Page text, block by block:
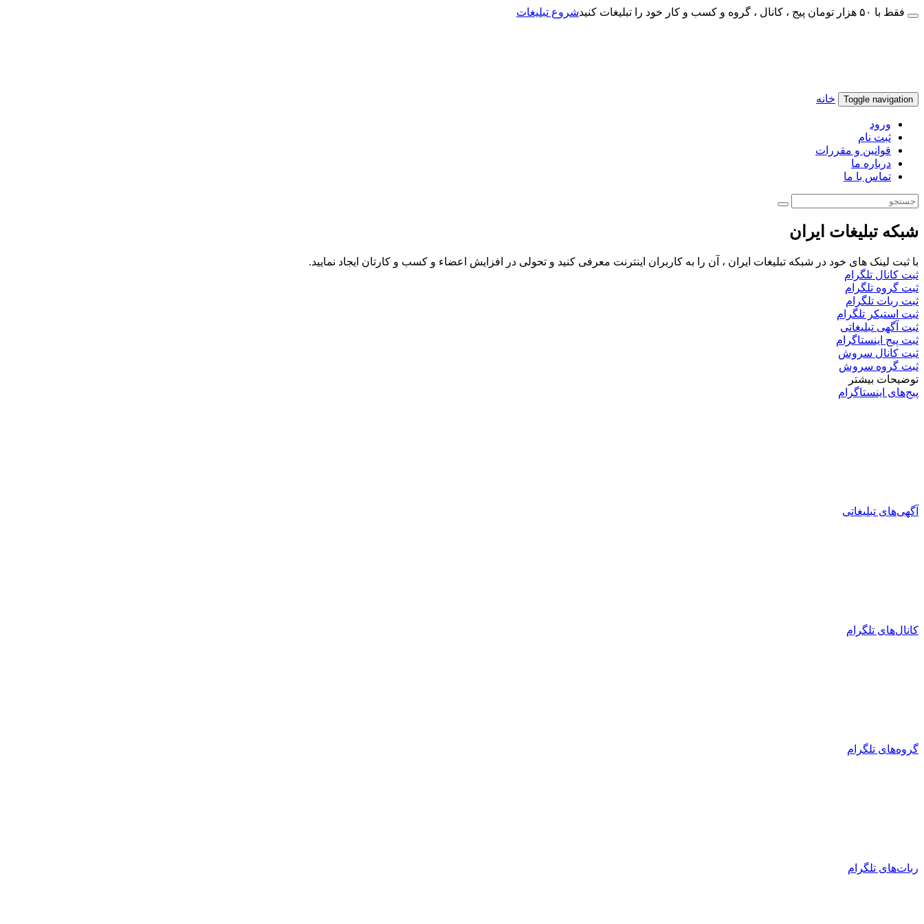
فقط با ۵۰ هزار تومان پیج ، کانال ، گروه و کسب و کار خود را تبلیغات کنید شروع تبلیغات
Toggle navigation خانه
ورود
ثبت نام
قوانین و مقررات
درباره ما
تماس با ما
شبکه تبلیغات ایران
با ثبت لینک های خود در شبکه تبلیغات ایران ، آن را به کاربران اینترنت معرفی کنید و تحولی در افزایش اعضاء و کسب و کارتان ایجاد نمایید.
ثبت کانال تلگرام
ثبت گروه تلگرام
ثبت ربات تلگرام
ثبت استیکر تلگرام
ثبت آگهی تبلیغاتی
ثبت پیج اینستاگرام
ثبت کانال سروش
ثبت گروه سروش
توضیحات بیشتر
پیج‌های اینستاگرام
آگهی‌های تبلیغاتی
کانال‌های تلگرام
گروه‌های تلگرام
ربات‌های تلگرام